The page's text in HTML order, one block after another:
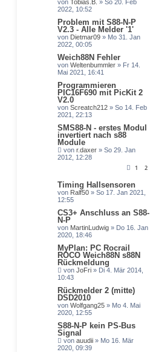
von Tobias.B. » So 20. Feb
2022, 10:52
Problem mit S88-N-P
V2.3 - Alle Melder '1'
von Dietmar09 » Mo 31. Jan
2022, 00:05
Weich88N Fehler
von Weltenbummler » Fr 14.
Mai 2021, 16:41
Programmieren
PIC16F690 mit PicKit 2
V2.0
von Screatch212 » So 14. Feb
2021, 22:13
SMS88-N - erstes Modul
invertiert nach s88
Module
von r.daxer » So 29. Jan
2012, 12:28
1 2
Timing Hallsensoren
von Ralf50 » So 17. Jan 2021,
12:55
CS3+ Anschluss an S88-
N-P
von MartinLudwig » Do 16. Jan
2020, 18:46
MyPlan: PC Rocrail
ROCO Weich88N s88N
Rückmeldung
von JoFri » Di 4. Mär 2014,
10:43
Rückmelder 2 (mitte)
DSD2010
von Wolfgang25 » Mo 4. Mai
2020, 12:55
S88-N-P kein PS-Bus
Signal
von auudii » Mo 16. Mär
2020, 09:39